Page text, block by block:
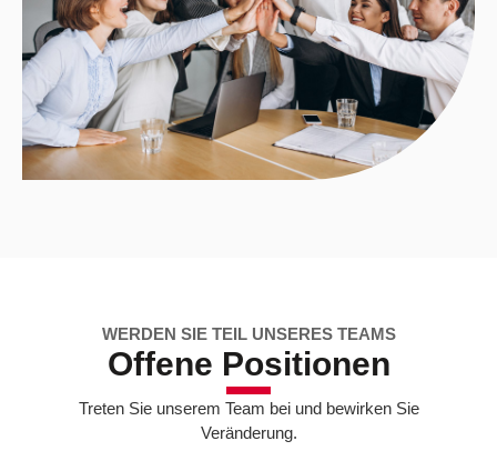
WERDEN SIE TEIL UNSERES TEAMS
Offene Positionen
Treten Sie unserem Team bei und bewirken Sie
Veränderung.